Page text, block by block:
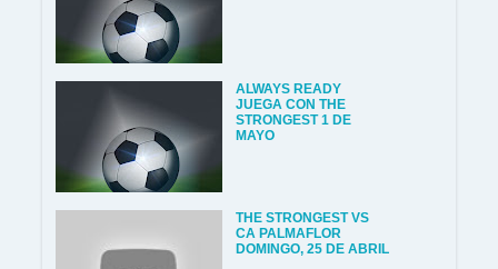
ALWAYS READY
JUEGA CON THE
STRONGEST 1 DE
MAYO
THE STRONGEST VS
CA PALMAFLOR
DOMINGO, 25 DE ABRIL